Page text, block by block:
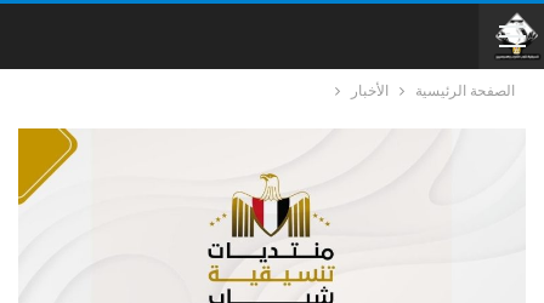
الصفحة الرئيسية الأخبار